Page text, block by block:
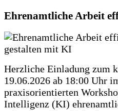
Ehrenamtliche Arbeit
Herzliche Einladung zum
19.06.2026 ab 18:00 Uhr
praxisorientierten
Intelligenz (KI)